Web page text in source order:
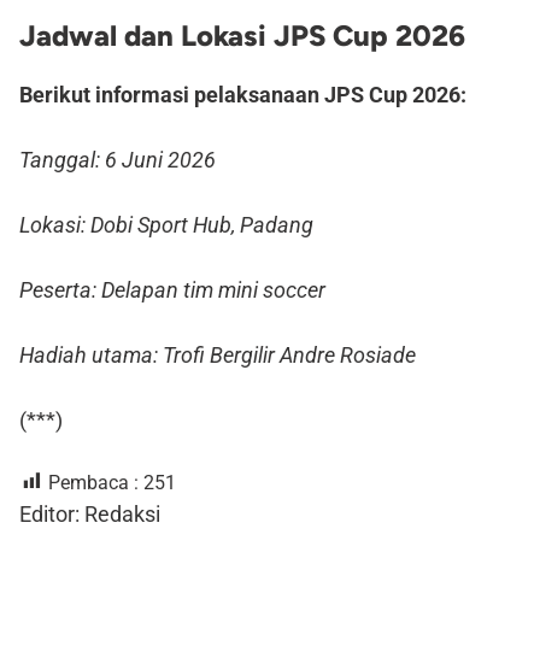
Jadwal dan Lokasi JPS Cup 2026
Berikut informasi pelaksanaan JPS Cup 2026:
Tanggal: 6 Juni 2026
Lokasi: Dobi Sport Hub, Padang
Peserta: Delapan tim mini soccer
Hadiah utama: Trofi Bergilir Andre Rosiade
(***)
Pembaca : 251
Editor: Redaksi